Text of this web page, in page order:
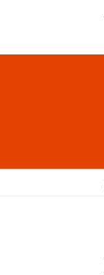
テ
ゲ